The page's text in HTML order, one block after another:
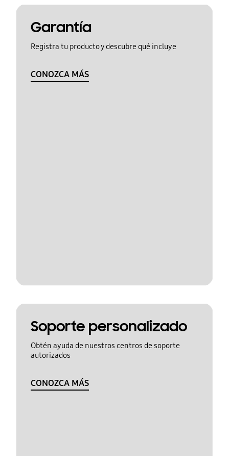
Garantía
Registra tu producto y descubre qué incluye
CONOZCA MÁS
Soporte personalizado
Obtén ayuda de nuestros centros de soporte
autorizados
CONOZCA MÁS